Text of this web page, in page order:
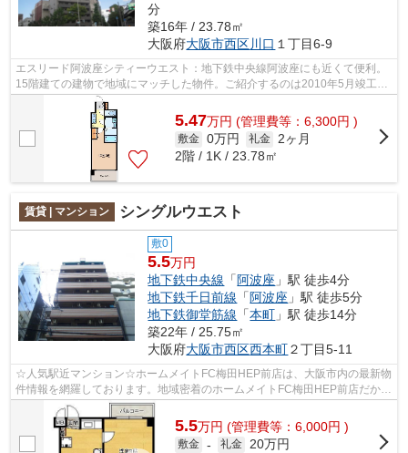
分
築16年 / 23.78㎡
大阪府大阪市西区川口 １丁目6-9
エスリード阿波座シティーウエスト：地下鉄中央線阿波座にも近くて便利。
15階建ての建物で地域にマッチした物件。ご紹介するのは2010年5月竣工・
築9年の物件です。敷地内には使いやす...
5.47万円 (管理費等：6,300円 )
敷金 0万円 礼金 2ヶ月
2階 / 1K / 23.78㎡
賃貸 | マンション シングルウエスト
敷0
5.5万円
地下鉄中央線 「阿波座 」駅 徒歩4分
地下鉄千日前線 「阿波座 」駅 徒歩5分
地下鉄御堂筋線 「本町 」駅 徒歩14分
築22年 / 25.75㎡
大阪府大阪市西区西本町２丁目5-11
☆人気駅近マンション☆ホームメイトFC梅田HEP前店は、大阪市内の最新物
件情報を網羅しております。地域密着のホームメイトFC梅田HEP前店だから
できるお部屋探し品質であなたの理想のお...
5.5万円 (管理費等：6,000円 )
敷金 - 礼金
20万円